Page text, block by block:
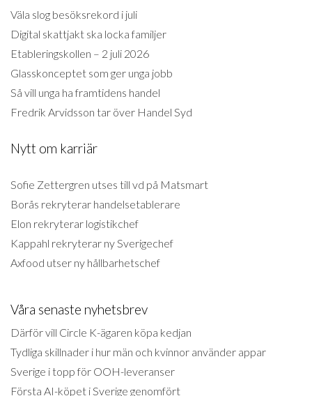
Väla slog besöksrekord i juli
Digital skattjakt ska locka familjer
Etableringskollen – 2 juli 2026
Glasskonceptet som ger unga jobb
Så vill unga ha framtidens handel
Fredrik Arvidsson tar över Handel Syd
Nytt om karriär
Sofie Zettergren utses till vd på Matsmart
Borås rekryterar handelsetablerare
Elon rekryterar logistikchef
Kappahl rekryterar ny Sverigechef
Axfood utser ny hållbarhetschef
Våra senaste nyhetsbrev
Därför vill Circle K-ägaren köpa kedjan
Tydliga skillnader i hur män och kvinnor använder appar
Sverige i topp för OOH-leveranser
Första AI-köpet i Sverige genomfört